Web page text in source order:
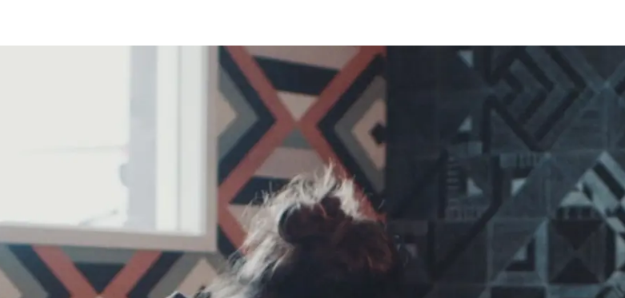
EUROPE
Austria
Belgium - Dutch
Belgium - French
Germany
NORTH AMERICA
Canada
Canada - French
Mexico
United States
Citas
1. Patient Survey, STAAR Surgical ICL Data Registry, 2018
2. Sanders D. Vukich JA. Comparison of implantable collamer lens (ICL)
(LASIK) for Low Myopia. Cornea. 2006 Dec; 25(10):1139-46. Patient